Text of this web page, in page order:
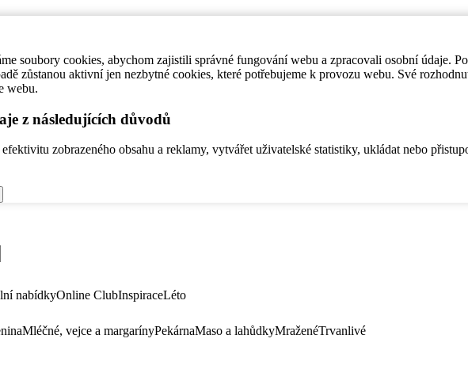
soubory cookies, abychom zajistili správné fungování webu a zpracovali osobní údaje.
zůstanou aktivní jen nezbytné cookies, které potřebujeme k provozu webu. Své
webu.
z následujících důvodů
zobrazeného obsahu a reklamy, vytvářet uživatelské statistiky, ukládat nebo
nabídkyOnline ClubInspiraceLéto
Mléčné, vejce a margarínyPekárnaMaso a lahůdkyMraženéTrvanlivé